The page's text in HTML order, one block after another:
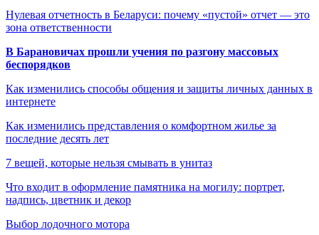
Нулевая отчетность в Беларуси: почему «пустой» отчет — это
зона ответственности
В Барановичах прошли учения по разгону массовых
беспорядков
Как изменились способы общения и защиты личных данных в
интернете
Как изменились представления о комфортном жилье за
последние десять лет
7 вещей, которые нельзя смывать в унитаз
Что входит в оформление памятника на могилу: портрет,
надпись, цветник и декор
Выбор лодочного мотора